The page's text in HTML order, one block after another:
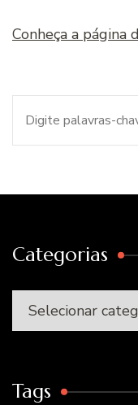
Conheça a página
Categorias
Categorias
Tags